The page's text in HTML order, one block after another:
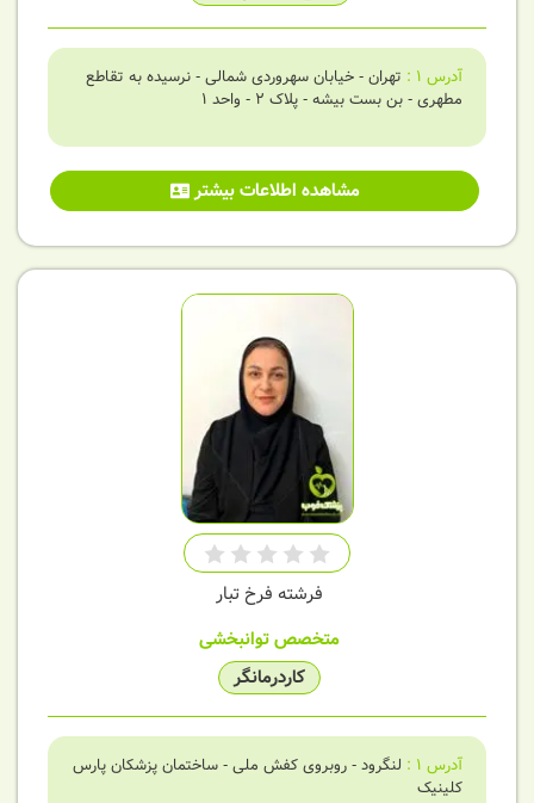
آدرس 1
: تهران - خیابان سهروردی شمالی - نرسیده به تقاطع
مطهری - بن بست بیشه - پلاک 2 - واحد 1
مشاهده اطلاعات بیشتر
فرشته فرخ تبار
متخصص توانبخشی
کاردرمانگر
آدرس 1
: لنگرود - روبروی کفش ملی - ساختمان پزشکان پارس
کلینیک